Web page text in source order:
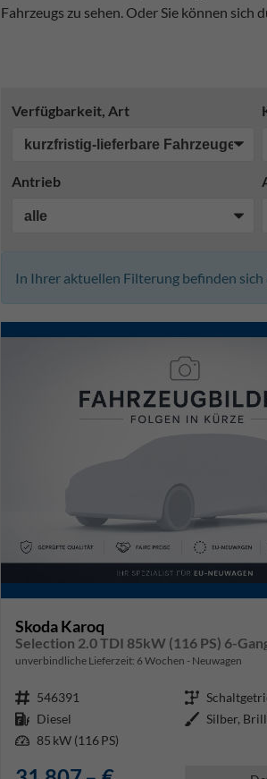
Fahrzeugs zu sehen. Oder Sie können
Verfügbarkeit, Art
Antrieb
In Ihrer aktuellen Filterung befinden sich
Skoda Karoq
unverbindliche Lieferzeit: 6 Wochen Neuwagen
Fahrzeugnr. 546391 Getriebe
Kraftstoff Diesel Außenfarbe
Leistung 85 kW (116 PS)